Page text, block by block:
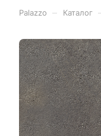
Palazzo Каталог